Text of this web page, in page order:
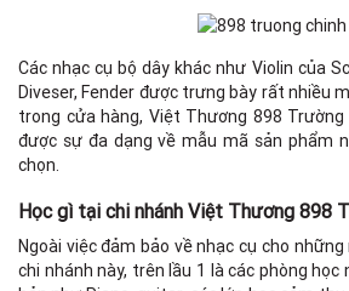
Các nhạc cụ bộ dây khác như Violin của
Diveser, Fender được trưng bày rất nhiều
trong cửa hàng, Việt Thương 898
được sự đa dạng về mẫu mã sản phẩm
chọn.
Học gì tại chi nhánh Việt Thương 898
Ngoài việc đảm bảo về nhạc cụ cho
chi nhánh này, trên lầu 1 là các phòng học